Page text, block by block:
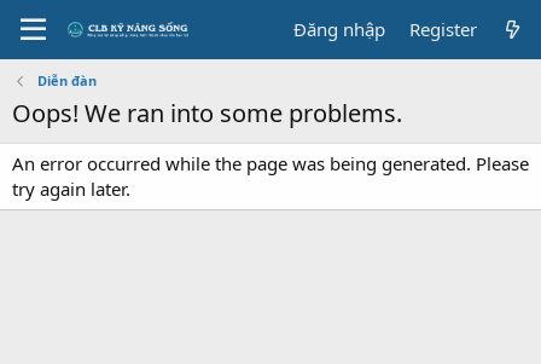
Đăng nhập Register
Diễn đàn
Oops! We ran into some problems.
An error occurred while the page was being generated. Please
try again later.